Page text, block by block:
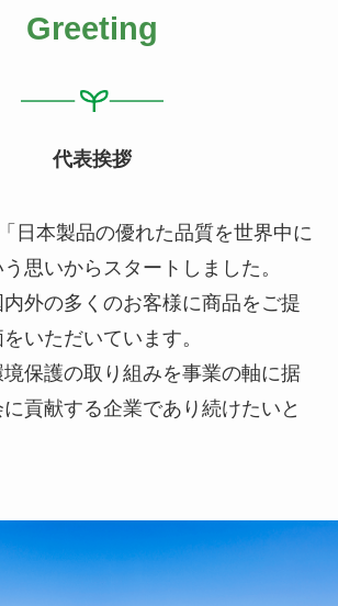
Greeting
代表挨拶
日本製品の優れた品質を世界中に
思いからスタートしました。
外の多くのお客様に商品をご提
いただいています。
保護の取り組みを事業の軸に据
貢献する企業であり続けたいと